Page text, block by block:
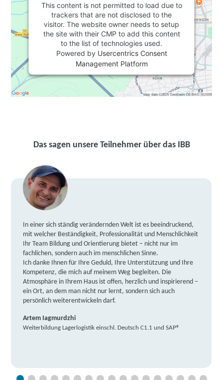
This content is not permitted to load due to
trackers that are not disclosed to the
visitor. The website owner needs to setup
the site with their CMP to add this content
to the list of technologies used.
Powered by Usercentrics Consent
Management Platform
Das sagen unsere Teilnehmer über das IBB
In einer sich ständig verändernden Welt ist es beeindruckend,
mit welcher Beständigkeit, Professionalität und Menschlichkeit
Ihr Team Bildung und Orientierung bietet – nicht nur im
fachlichen, sondern auch im menschlichen Sinne.
Ich danke Ihnen für Ihre Geduld, Ihre Unterstützung und Ihre
Kompetenz, die mich auf meinem Weg begleiten. Die
Atmosphäre in Ihrem Haus ist offen, herzlich und inspirierend –
ein Ort, an dem man nicht nur lernt, sondern sich auch
persönlich weiterentwickeln darf.
Artem Iagmurdzhi
Weiterbildung Lagerlogistik einschl. Deutsch C1.1 und SAP®